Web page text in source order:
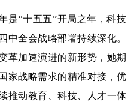
“十五五”开局之年，科技
中全会战略部署持续深化。
革加速演进的新形势，她期
家战略需求的精准对接，优
推动教育、科技、人才一体